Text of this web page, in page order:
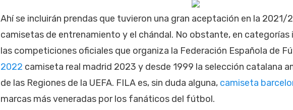
Ahí se incluirán prendas que tuvieron una gran aceptación en la 2021/
camisetas de entrenamiento y el chándal. No obstante, en
las competiciones oficiales que organiza la Federación Española de
2022 camiseta real madrid 2023 y desde 1999 la selección catalana
de las Regiones de la UEFA. FILA es, sin duda alguna, camiseta
marcas más veneradas por los fanáticos del fútbol.